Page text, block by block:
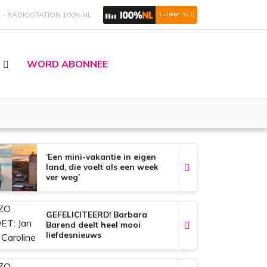
RADIOSTATION 100% NL Luister nu
WORD ABONNEE
‘Een mini-vakantie in eigen
land, die voelt als een week
ver weg’
GEFELICITEERD! Barbara
Barend deelt heel mooi
liefdesnieuws